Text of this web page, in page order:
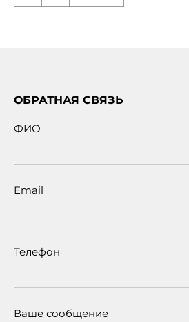
ОБРАТНАЯ СВЯЗЬ
ФИО
Email
Телефон
Ваше сообщение